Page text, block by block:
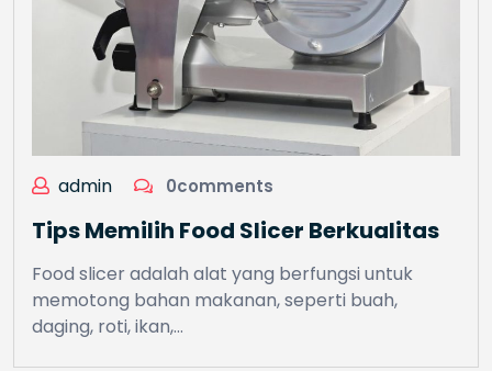
admin 0comments
Tips Memilih Food Slicer Berkualitas
Food slicer adalah alat yang berfungsi untuk
memotong bahan makanan, seperti buah,
daging, roti, ikan,…